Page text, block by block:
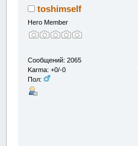
toshimself
Hero Member
Сообщений: 2065
Karma: +0/-0
Пол: